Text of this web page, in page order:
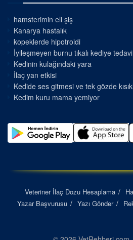
hamsterimin eli şiş
Kanarya hastalık
kopeklerde hipotroidi
İyileşmeyen burnu tıkalı kediye tedavi
Kedinin kulağındaki yara
İlaç yan etkisi
Kedide ses gitmesi ve tek gözde
Kedim kuru mama yemiyor
Veteriner İlaç Dozu Hesaplama
Yazar Başvurusu
Yazı Gönder